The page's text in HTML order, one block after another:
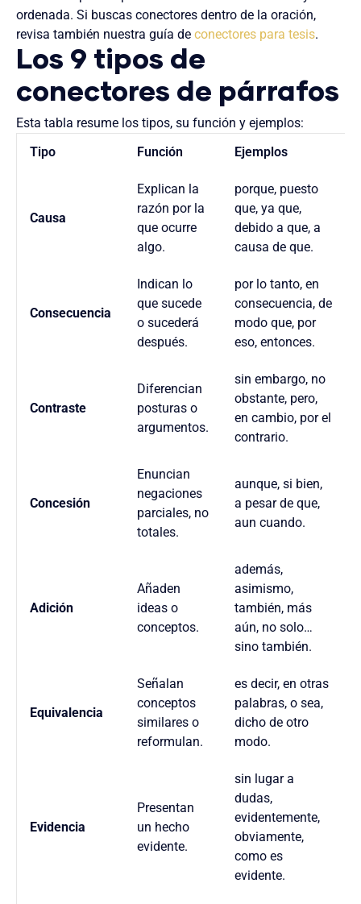
ordenada. Si buscas conectores dentro de la oración,
revisa también nuestra guía de conectores para tesis.
Los 9 tipos de
conectores de párrafos
Esta tabla resume los tipos, su función y ejemplos:
Tipo
Función Ejemplos
Causa
Explican la
razón por la
que ocurre
algo.
porque, puesto
que, ya que,
debido a que, a
causa de que.
Consecuencia
Indican lo
que sucede
o sucederá
después.
por lo tanto, en
consecuencia, de
modo que, por
eso, entonces.
Contraste
Diferencian
posturas o
argumentos.
sin embargo, no
obstante, pero,
en cambio, por el
contrario.
Concesión
Enuncian
negaciones
parciales, no
totales.
aunque, si bien,
a pesar de que,
aun cuando.
Adición
Añaden
ideas o
conceptos.
además,
asimismo,
también, más
aún, no solo…
sino también.
Equivalencia
Señalan
conceptos
similares o
reformulan.
es decir, en otras
palabras, o sea,
dicho de otro
modo.
Evidencia
Presentan
un hecho
evidente.
sin lugar a
dudas,
evidentemente,
obviamente,
como es
evidente.